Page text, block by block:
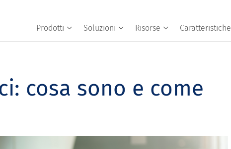
Prodotti Soluzioni Risorse Caratteristiche
cosa sono e come